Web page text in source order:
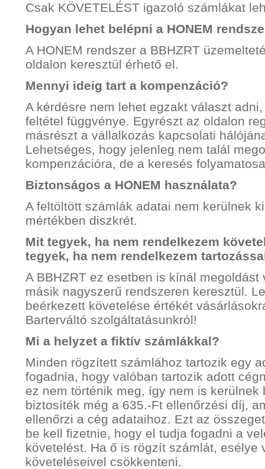
Csak KÖVETELÉST igazoló számlákat
Hogyan lehet belépni a HONEM
A HONEM rendszer a BBHZRT
oldalon keresztül érhető el.
Mennyi ideig tart a kompenzáció?
A kérdésre nem lehet egzakt választ
feltétel függvénye. Egyrészt az oldalon
másrészt a vállalkozás kapcsolati
Lehetséges, hogy jelenleg nem talál
kompenzációra, de a keresés
Biztonságos a HONEM használata?
A feltöltött számlák adatai nem kerülnek
mértékben diszkrét.
Mit tegyek, ha nem rendelkezem
tegyek, ha nem rendelkezem
A BBHZRT ez esetben is kínál
másik nagyszerű rendszeren keresztül.
beérkezett követelése értékét
Barterváltó szolgáltatásunkról!
Mi a helyzet a fiktív számlákkal?
Minden rögzített számlához tartozik egy
fogadnia, hogy valóban tartozik adott
ez nem történik meg, így nem is
biztosíték még a 635.-Ft ellenőrzési díj,
ellenőrzi a cég adataihoz. Ezt az
be kell fizetnie, hogy el tudja fogadni a
követelést. Ha ő is rögzít számlát, esélye
követeléseivel csökkenteni.